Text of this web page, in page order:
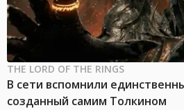
THE LORD OF THE RINGS
В сети вспомнили
созданный самим Толкином